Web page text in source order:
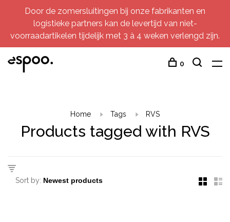
Door de zomersluitingen bij onze fabrikanten en
logistieke partners kan de levertijd van niet-
voorraadartikelen tijdelijk met 3 à 4 weken verlengd zijn.
0
Home Tags RVS
Products tagged with RVS
Sort by: